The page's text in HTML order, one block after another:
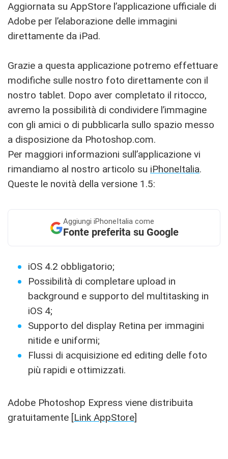
Aggiornata su AppStore l’applicazione ufficiale di
Adobe per l’elaborazione delle immagini
direttamente da iPad.
Grazie a questa applicazione potremo effettuare
modifiche sulle nostro foto direttamente con il
nostro tablet. Dopo aver completato il ritocco,
avremo la possibilità di condividere l’immagine
con gli amici o di pubblicarla sullo spazio messo
a disposizione da Photoshop.com.
Per maggiori informazioni sull’applicazione vi
rimandiamo al nostro articolo su iPhoneItalia.
Queste le novità della versione 1.5:
Aggiungi iPhoneItalia come
Fonte preferita su Google
iOS 4.2 obbligatorio;
Possibilità di completare upload in
background e supporto del multitasking in
iOS 4;
Supporto del display Retina per immagini
nitide e uniformi;
Flussi di acquisizione ed editing delle foto
più rapidi e ottimizzati.
Adobe Photoshop Express viene distribuita
gratuitamente [Link AppStore]